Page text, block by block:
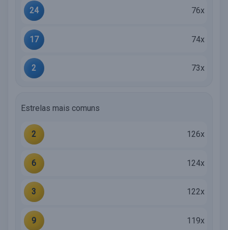
24 76x
17 74x
2 73x
Estrelas mais comuns
2 126x
6 124x
3 122x
9 119x